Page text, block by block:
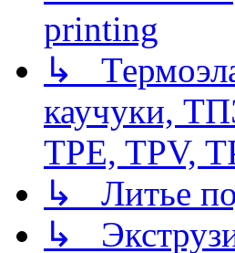
printing
↳
каучуки,
TPE, TPV,
↳ Литье
↳